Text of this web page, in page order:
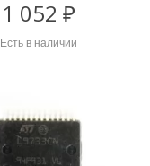
1 052 ₽
Есть в наличии